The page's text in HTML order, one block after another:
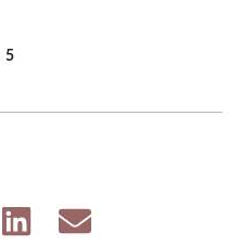
5
Share
Share